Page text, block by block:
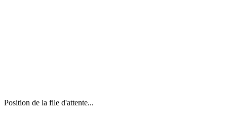
Position de la file d'attente...